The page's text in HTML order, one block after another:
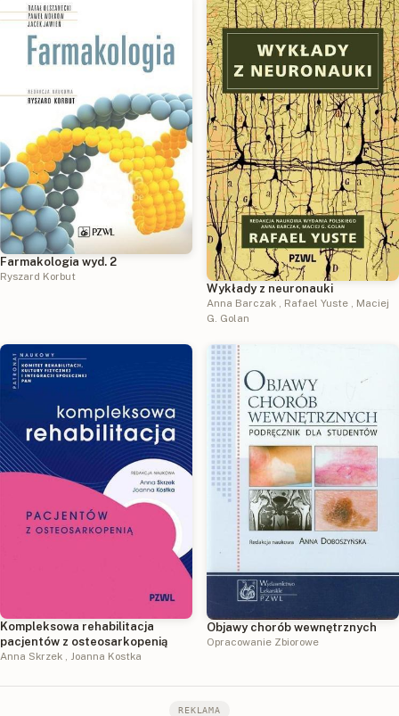
Farmakologia wyd. 2
Ryszard Korbut
Wykłady z neuronauki
Anna Barczak , Rafael Yuste , Maciej
G. Golan
Kompleksowa rehabilitacja
pacjentów z osteosarkopenią
Anna Skrzek Joanna Kostka
Objawy chorób wewnętrznych
Opracowanie Zbiorowe
REKLAMA